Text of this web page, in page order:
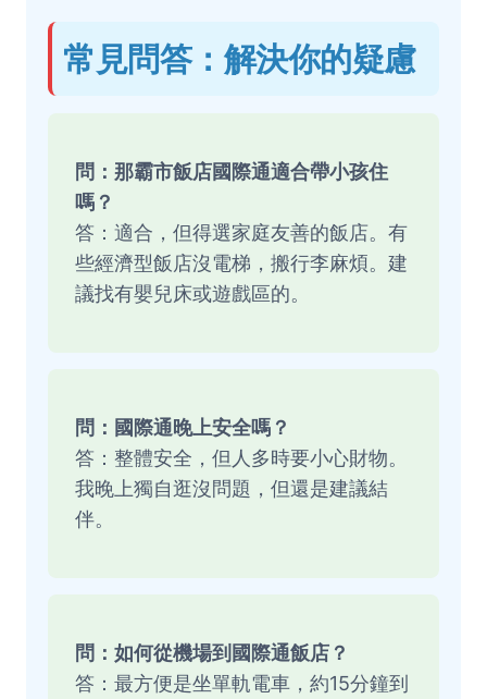
常見問答：解決你的疑慮
問：那霸市飯店國際通適合帶小孩住
嗎？
答：適合，但得選家庭友善的飯店。有
些經濟型飯店沒電梯，搬行李麻煩。建
議找有嬰兒床或遊戲區的。
問：國際通晚上安全嗎？
答：整體安全，但人多時要小心財物。
我晚上獨自逛沒問題，但還是建議結
伴。
問：如何從機場到國際通飯店？
答：最方便是坐單軌電車，約15分鐘到